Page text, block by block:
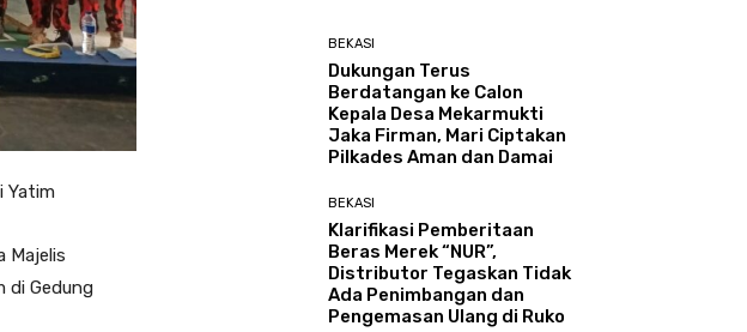
Yatim
Majelis
di Gedung
BEKASI
Dukungan Terus
Berdatangan ke Calon
Kepala Desa Mekarmukti
Jaka Firman, Mari Ciptakan
Pilkades Aman dan Damai
BEKASI
Klarifikasi Pemberitaan
Beras Merek “NUR”,
Distributor Tegaskan Tidak
Ada Penimbangan dan
Pengemasan Ulang di Ruko